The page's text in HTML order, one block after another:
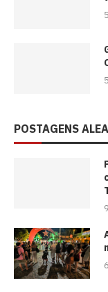
POSTAGENS